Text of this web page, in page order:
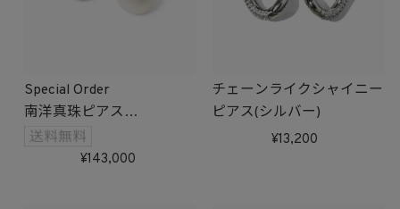
Special Order
南洋真珠ピアス
受注生産
143,000
チェーンライクシャイニー
ピアス(シルバー)
13,200